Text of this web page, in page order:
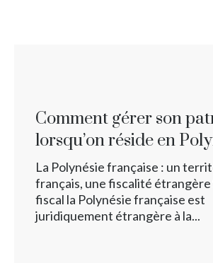
Comment gérer son
lorsqu’on réside en
La Polynésie française : un
français, une fiscalité étrangère
fiscal la Polynésie française est
juridiquement étrangère à la...